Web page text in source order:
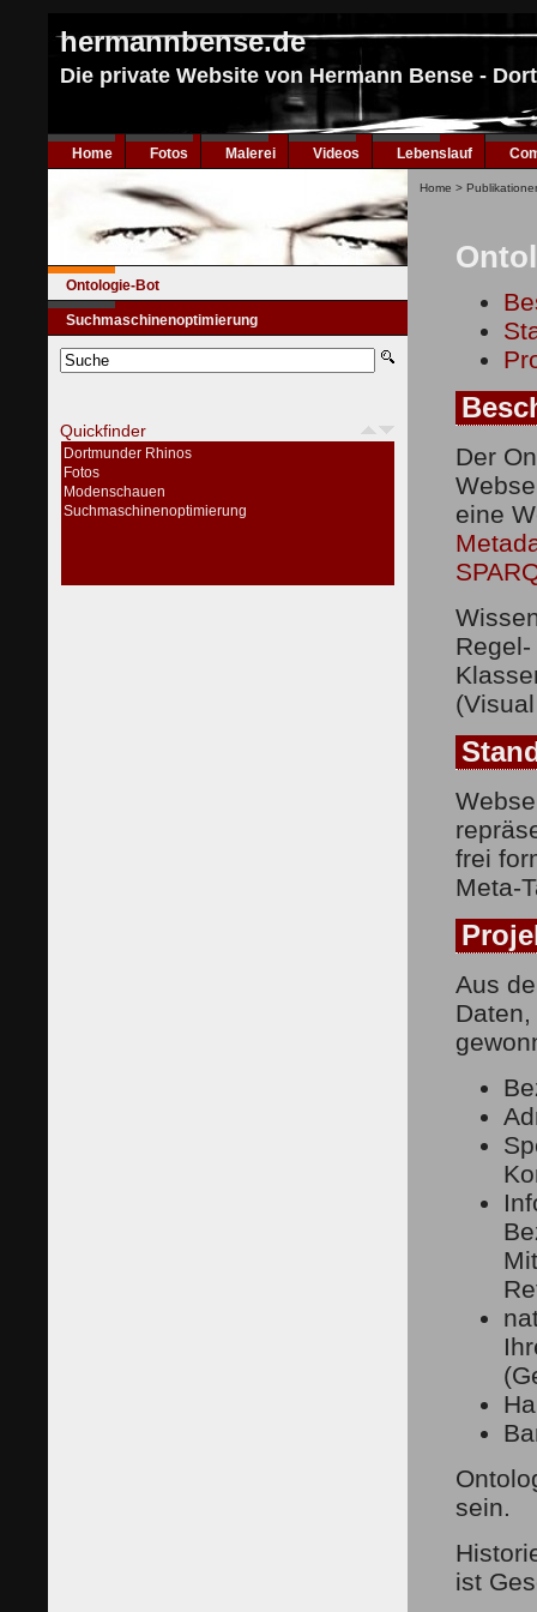
hermannbense.de
Die private Website von Hermann Bense -
Home Fotos Malerei Videos Lebenslauf
Ontologie-Bot
Suchmaschinenoptimierung
Quickfinder
Dortmunder Rhinos
Fotos
Modenschauen
Suchmaschinenoptimierung
Home >
Der
eine
frei
Meta-
Aus
sein.
ist